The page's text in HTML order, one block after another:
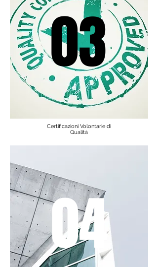
03
Certificazioni Volontarie di
Qualità
04